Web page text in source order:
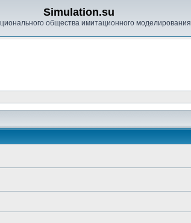
Simulation.su
общества имитационного моделирования